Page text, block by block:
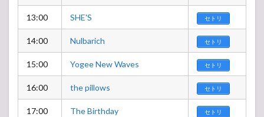
13:00 SHE'S セトリ
14:00 Nulbarich セトリ
15:00 Yogee New Waves セトリ
16:00 the pillows セトリ
17:00 The Birthday セトリ